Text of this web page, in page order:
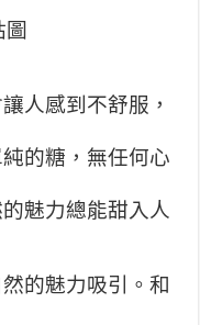
人感到不舒服，
的糖，無任何心
魅力總能甜入人
的魅力吸引。和